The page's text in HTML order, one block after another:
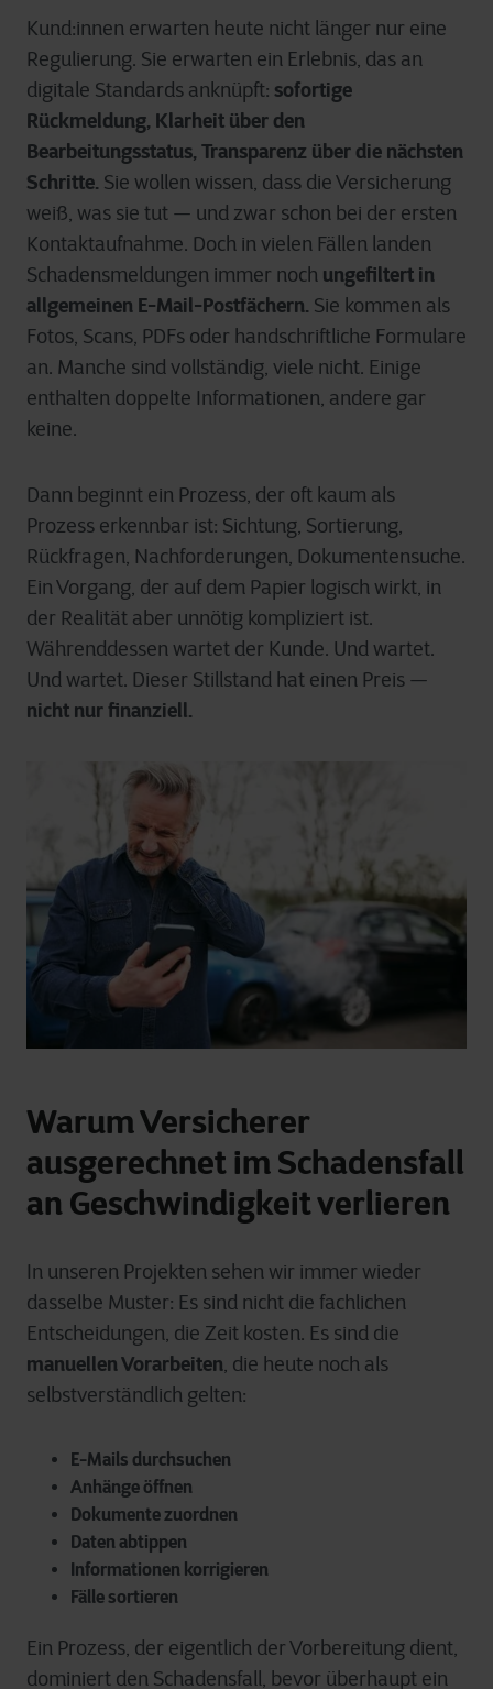
Kund:innen erwarten heute nicht länger nur eine
Regulierung. Sie erwarten ein Erlebnis, das an
digitale Standards anknüpft: sofortige
Rückmeldung, Klarheit über den
Bearbeitungsstatus, Transparenz über die nächsten
Schritte. Sie wollen wissen, dass die Versicherung
weiß, was sie tut — und zwar schon bei der ersten
Kontaktaufnahme. Doch in vielen Fällen landen
Schadensmeldungen immer noch ungefiltert in
allgemeinen E-Mail-Postfächern. Sie kommen als
Fotos, Scans, PDFs oder handschriftliche Formulare
an. Manche sind vollständig, viele nicht. Einige
enthalten doppelte Informationen, andere gar
keine.
Dann beginnt ein Prozess, der oft kaum als
Prozess erkennbar ist: Sichtung, Sortierung,
Rückfragen, Nachforderungen, Dokumentensuche.
Ein Vorgang, der auf dem Papier logisch wirkt, in
der Realität aber unnötig kompliziert ist.
Währenddessen wartet der Kunde. Und wartet.
Und wartet. Dieser Stillstand hat einen Preis —
nicht nur finanziell.
Warum Versicherer
ausgerechnet im Schadensfall
an Geschwindigkeit verlieren
In unseren Projekten sehen wir immer wieder
dasselbe Muster: Es sind nicht die fachlichen
Entscheidungen, die Zeit kosten. Es sind die
manuellen Vorarbeiten, die heute noch als
selbstverständlich gelten:
E-Mails durchsuchen
Anhänge öffnen
Dokumente zuordnen
Daten abtippen
Informationen korrigieren
Fälle sortieren
Ein Prozess, der eigentlich der Vorbereitung dient,
dominiert den Schadensfall, bevor überhaupt ein